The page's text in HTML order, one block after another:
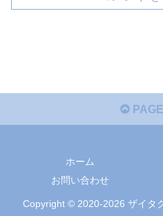
ホーム
お問い合わせ
Copyright © 2020-2026 ザイタ